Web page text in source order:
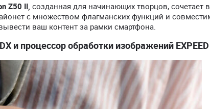
Z50 II, созданная для начинающих творцов, сочетает
с множеством флагманских функций и
ваш контент за рамки смартфона.
процессор обработки изображений